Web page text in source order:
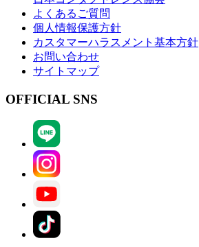
よくあるご質問
個人情報保護方針
カスタマーハラスメント基本方針
お問い合わせ
サイトマップ
OFFICIAL SNS